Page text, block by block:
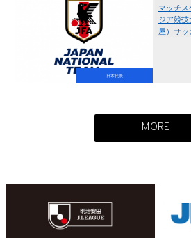
日本代表
マッチ
ジア競
屋）サッ
MORE